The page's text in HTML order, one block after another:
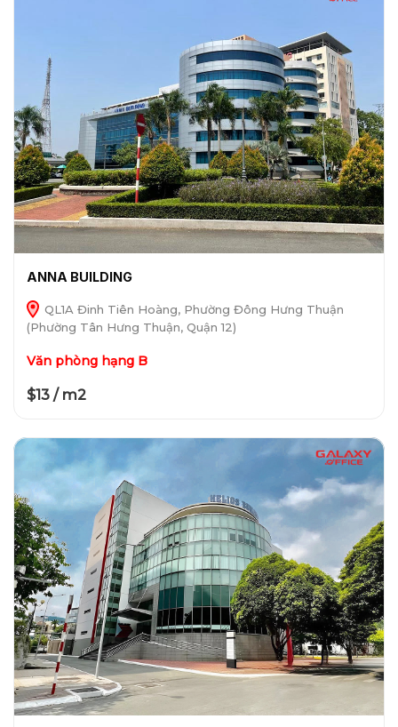
ANNA BUILDING
QL1A Đinh Tiên Hoàng, Phường Đông Hưng Thuận
(Phường Tân Hưng Thuận, Quận 12)
Văn phòng hạng B
$13 / m2